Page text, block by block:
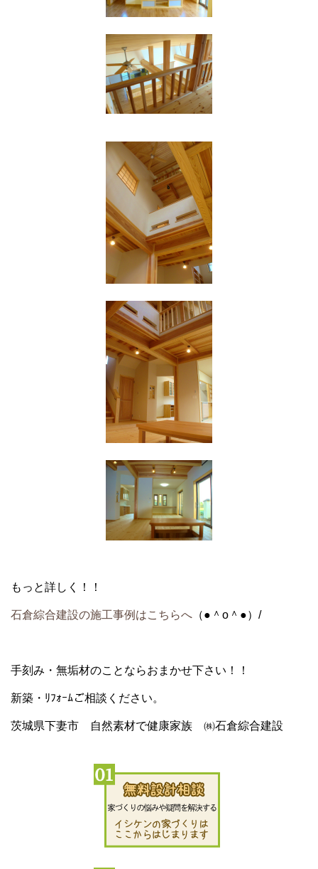
もっと詳しく！！
石倉綜合建設の施工事例はこちらへ （●＾o＾●）/
手刻み・無垢材のことならおまかせ下さい！！
新築・ﾘﾌｫｰﾑご相談ください。
茨城県下妻市 自然素材で健康家族 ㈱石倉綜合建設